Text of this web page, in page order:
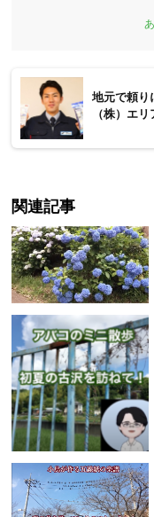
地元で頼り
（株）エ
関連記事